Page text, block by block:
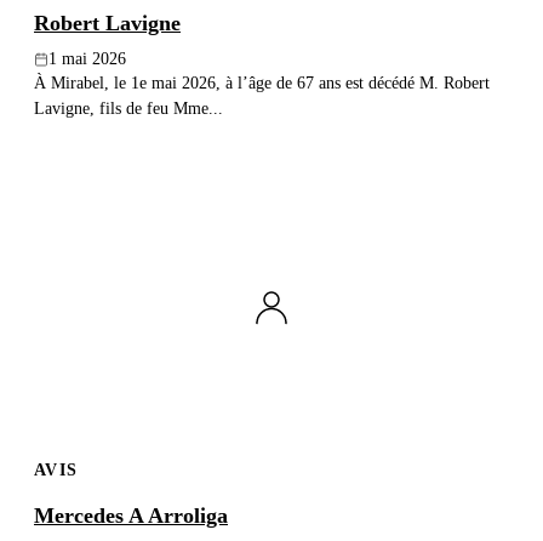
Robert Lavigne
1 mai 2026
À Mirabel, le 1e mai 2026, à l’âge de 67 ans est décédé M. Robert
Lavigne, fils de feu Mme...
AVIS
Mercedes A Arroliga